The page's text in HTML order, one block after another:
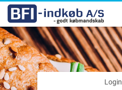
Login